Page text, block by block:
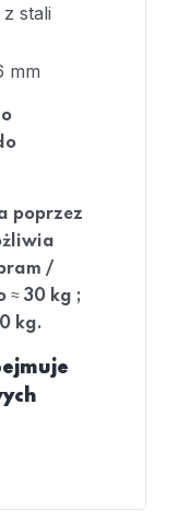
stali
mm
poprzez
/
≈ 30 kg ;
kg.